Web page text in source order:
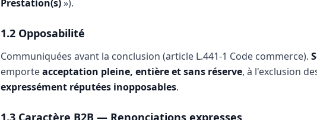
Prestation(s)»).
1.2 Opposabilité
Communiquées avant la conclusion (article L.441-1 Code commerce).
emporteacceptation pleine, entière et sans réserve, à l'exclusion
expressément réputées inopposables.
1.3 Caractère B2B — Renonciations expresses